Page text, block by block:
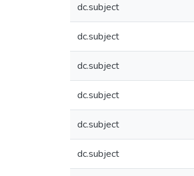
dc.subject
dc.subject
dc.subject
dc.subject
dc.subject
dc.subject